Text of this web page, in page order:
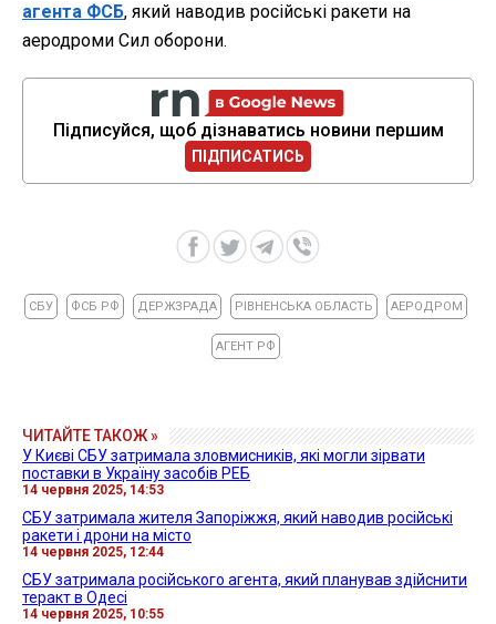
агента ФСБ, який наводив російські ракети на
аеродроми Сил оборони.
Підписуйся, щоб дізнаватись новини першим
ПІДПИСАТИСЬ
СБУ ФСБ РФ ДЕРЖЗРАДА РІВНЕНСЬКА ОБЛАСТЬ АЕРОДРОМ
АГЕНТ РФ
ЧИТАЙТЕ ТАКОЖ »
У Києві СБУ затримала зловмисників, які могли зірвати
поставки в Україну засобів РЕБ
14 червня 2025, 14:53
СБУ затримала жителя Запоріжжя, який наводив російські
ракети і дрони на місто
14 червня 2025, 12:44
СБУ затримала російського агента, який планував здійснити
теракт в Одесі
14 червня 2025, 10:55